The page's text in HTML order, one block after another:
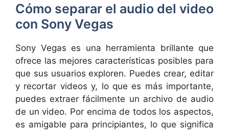
Cómo separar el audio del video
con Sony Vegas
Sony Vegas es una herramienta brillante que
ofrece las mejores características posibles para
que sus usuarios exploren. Puedes crear, editar
y recortar videos y, lo que es más importante,
puedes extraer fácilmente un archivo de audio
de un video. Por encima de todos los aspectos,
es amigable para principiantes, lo que significa